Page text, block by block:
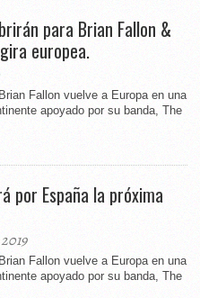
para Brian Fallon &
europea.
Fallon vuelve a Europa en una
apoyado por su banda, The
por España la próxima
Fallon vuelve a Europa en una
apoyado por su banda, The